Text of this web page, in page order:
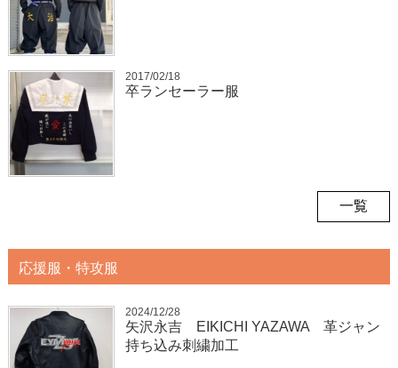
2017/02/18
卒ランセーラー服
一覧
応援服・特攻服
2024/12/28
矢沢永吉 EIKICHI YAZAWA 革ジャン
持ち込み刺繍加工